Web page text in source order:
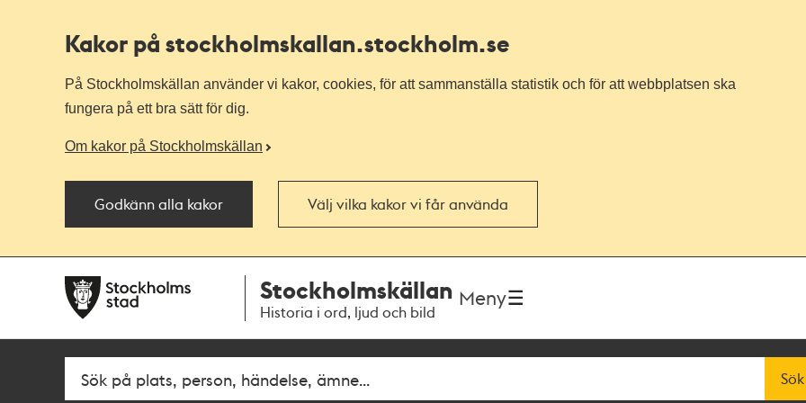
Kakor på stockholmskallan.stockholm.se
På Stockholmskällan använder vi kakor, cookies, för att sammanställa statistik och för att webbplatsen ska
fungera på ett bra sätt för dig.
Om kakor på Stockholmskällan
Godkänn alla kakor Välj vilka kakor vi får använda
navigationen
huvudinnehållet
Stockholmskällan
Historia i ord, ljud och bild
Meny
Fritextsök Sök